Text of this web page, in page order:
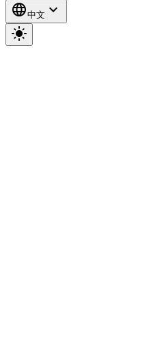
language中文 expand_more
light_mode